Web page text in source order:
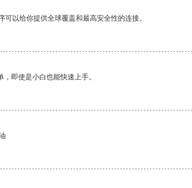
可以给你提供全球覆盖和最高安全性的连接。
即使是小白也能快速上手。